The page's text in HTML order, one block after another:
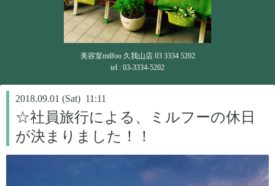
美容室milfoo 久我山店 03 3334 5202
tel : 03-3334-5202
2018.09.01 (Sat) 11:11
☆社員旅行による、ミルフーの休日
が決まりました！！